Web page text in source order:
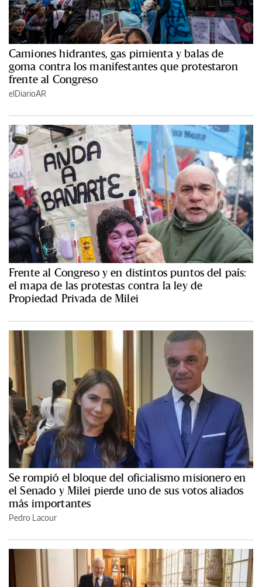
Camiones hidrantes, gas pimienta y balas de
goma contra los manifestantes que protestaron
frente al Congreso
elDiarioAR
Frente al Congreso y en distintos puntos del país:
el mapa de las protestas contra la ley de
Propiedad Privada de Milei
Se rompió el bloque del oficialismo misionero en
el Senado y Milei pierde uno de sus votos aliados
más importantes
Pedro Lacour